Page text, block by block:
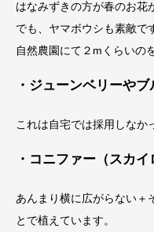
はなみずきの方が春のお花
でも、ヤマボウシも素敵で
自然農園にて２mくらいの
・ジューンベリーや
これは自宅では採用しなか
・コニファー（スカイ
あんまり横に広がらない＋
とで植えています。